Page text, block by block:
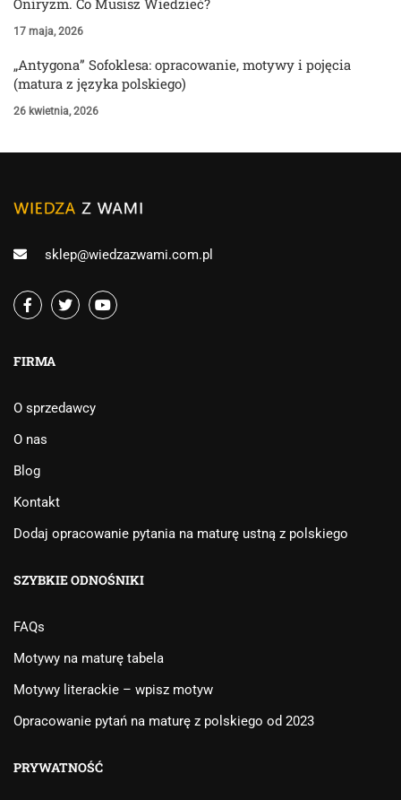
17 maja, 2026
„Antygona” Sofoklesa: opracowanie, motywy i pojęcia
(matura z języka polskiego)
26 kwietnia, 2026
sklep@wiedzazwami.com.pl
FIRMA
O sprzedawcy
O nas
Blog
Kontakt
Dodaj opracowanie pytania na maturę ustną z polskiego
SZYBKIE ODNOŚNIKI
FAQs
Motywy na maturę tabela
Motywy literackie – wpisz motyw
Opracowanie pytań na maturę z polskiego od 2023
PRYWATNOŚĆ